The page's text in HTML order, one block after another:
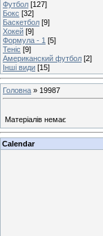
Футбол [127]
Бокс [32]
Баскетбол [9]
Хокей [9]
Формула - 1 [5]
Теніс [9]
Американский футбол [2]
Інші види [15]
Головна » 19987
Матеріалів немає
Calendar